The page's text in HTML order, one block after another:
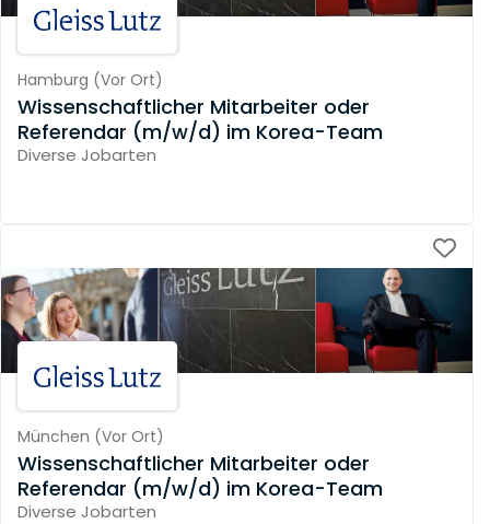
Hamburg (Vor Ort)
Wissenschaftlicher Mitarbeiter oder
Referendar (m/w/d) im Korea-Team
Diverse Jobarten
München (Vor Ort)
Wissenschaftlicher Mitarbeiter oder
Referendar (m/w/d) im Korea-Team
Diverse Jobarten